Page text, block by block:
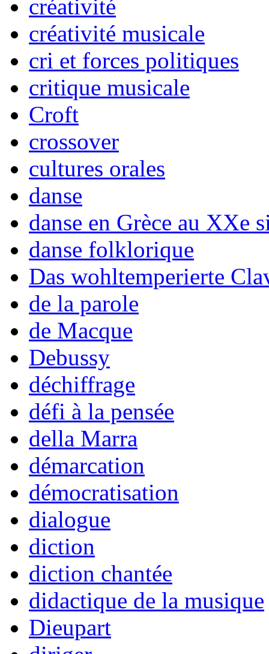
créativité
créativité musicale
cri et forces politiques
critique musicale
Croft
crossover
cultures orales
danse
danse en Grèce au XXe
danse folklorique
Das wohltemperierte
de la parole
de Macque
Debussy
déchiffrage
défi à la pensée
della Marra
démarcation
démocratisation
dialogue
diction
diction chantée
didactique de la musique
Dieupart